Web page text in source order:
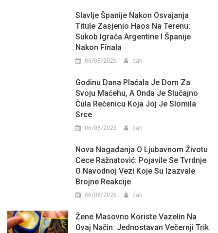
Slavlje Španije Nakon Osvajanja
Titule Zasjenio Haos Na Terenu:
Sukob Igrača Argentine I Španije
Nakon Finala
06/08/2026 dan
Godinu Dana Plaćala Je Dom Za
Svoju Maćehu, A Onda Je Slučajno
Čula Rečenicu Koja Joj Je Slomila
Srce
06/08/2026 dan
Nova Nagađanja O Ljubavnom Životu
Cece Ražnatović: Pojavile Se Tvrdnje
O Navodnoj Vezi Koje Su Izazvale
Brojne Reakcije
06/08/2026 dan
Žene Masovno Koriste Vazelin Na
Ovaj Način: Jednostavan Večernji Trik